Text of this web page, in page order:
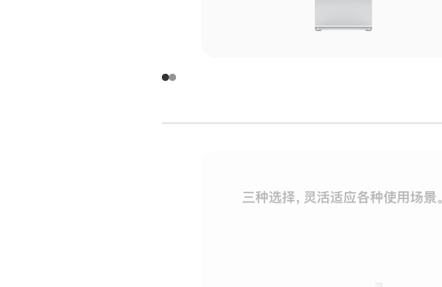
面
面
三种选择，灵活适应各种使用场景。